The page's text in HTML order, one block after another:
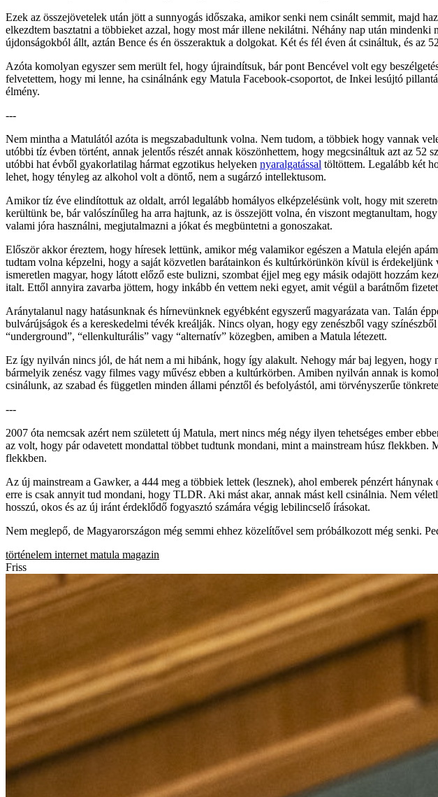
Ezek az összejövetelek után jött a sunnyogás időszaka, amikor senki nem csinált semmit, majd
elkezdtem basztatni a többieket azzal, hogy most már illene nekilátni. Néhány nap után
újdonságokból állt, aztán Bence és én összeraktuk a dolgokat. Két és fél éven át csináltuk, és az
Azóta komolyan egyszer sem merült fel, hogy újraindítsuk, bár pont Bencével volt egy
felvetettem, hogy mi lenne, ha csinálnánk egy Matula Facebook-csoportot, de Inkei lesújtó
élmény.
---
Nem mintha a Matulától azóta is megszabadultunk volna. Nem tudom, a többiek hogy vannak
utóbbi tíz évben történt, annak jelentős részét annak köszönhettem, hogy megcsináltuk azt az
utóbbi hat évből gyakorlatilag hármat egzotikus helyeken nyaralgatással töltöttem. Legalább két
lehet, hogy tényleg az alkohol volt a döntő, nem a sugárzó intellektusom.
Amikor tíz éve elindítottuk az oldalt, arról legalább homályos elképzelésünk volt, hogy mit
kerültünk be, bár valószínűleg ha arra hajtunk, az is összejött volna, én viszont megtanultam,
valami jóra használni, megjutalmazni a jókat és megbüntetni a gonoszakat.
Először akkor éreztem, hogy híresek lettünk, amikor még valamikor egészen a Matula elején
tudtam volna képzelni, hogy a saját közvetlen barátainkon és kultúrkörünkön kívül is
ismeretlen magyar, hogy látott előző este bulizni, szombat éjjel meg egy másik odajött hozzám
italt. Ettől annyira zavarba jöttem, hogy inkább én vettem neki egyet, amit végül a barátnőm
Aránytalanul nagy hatásunknak és hírnevünknek egyébként egyszerű magyarázata van. Talán
bulvárújságok és a kereskedelmi tévék kreálják. Nincs olyan, hogy egy zenészből vagy
“underground”, “ellenkulturális” vagy “alternatív” közegben, amiben a Matula létezett.
Ez így nyilván nincs jól, de hát nem a mi hibánk, hogy így alakult. Nehogy már baj legyen, hogy
bármelyik zenész vagy filmes vagy művész ebben a kultúrkörben. Amiben nyilván annak is
csinálunk, az szabad és független minden állami pénztől és befolyástól, ami törvényszerűe
---
2007 óta nemcsak azért nem született új Matula, mert nincs még négy ilyen tehetséges ember
az volt, hogy pár odavetett mondattal többet tudtunk mondani, mint a mainstream húsz
flekkben.
Az új mainstream a Gawker, a 444 meg a többiek lettek (lesznek), ahol emberek pénzért
erre is csak annyit tud mondani, hogy TLDR. Aki mást akar, annak mást kell csinálnia. Nem
hosszú, okos és az új iránt érdeklődő fogyasztó számára végig lebilincselő írásokat.
Nem meglepő, de Magyarországon még semmi ehhez közelítővel sem próbálkozott még senki.
történelem internet matula magazin
Friss